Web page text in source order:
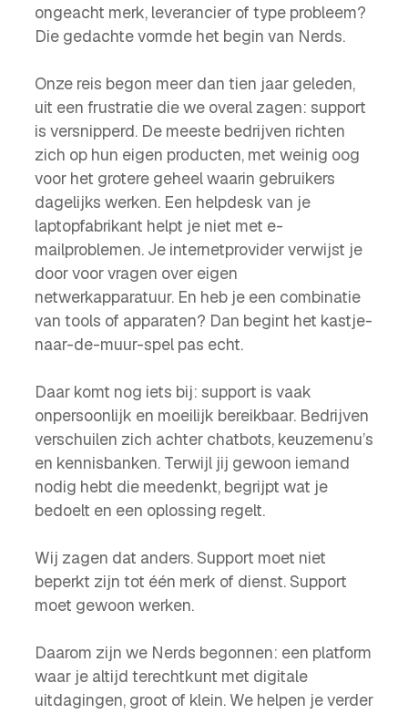
ongeacht merk, leverancier of type probleem?
Die gedachte vormde het begin van Nerds.
Onze reis begon meer dan tien jaar geleden,
uit een frustratie die we overal zagen: support
is versnipperd. De meeste bedrijven richten
zich op hun eigen producten, met weinig oog
voor het grotere geheel waarin gebruikers
dagelijks werken. Een helpdesk van je
laptopfabrikant helpt je niet met e-
mailproblemen. Je internetprovider verwijst je
door voor vragen over eigen
netwerkapparatuur. En heb je een combinatie
van tools of apparaten? Dan begint het kastje-
naar-de-muur-spel pas echt.
Daar komt nog iets bij: support is vaak
onpersoonlijk en moeilijk bereikbaar. Bedrijven
verschuilen zich achter chatbots, keuzemenu’s
en kennisbanken. Terwijl jij gewoon iemand
nodig hebt die meedenkt, begrijpt wat je
bedoelt en een oplossing regelt.
Wij zagen dat anders. Support moet niet
beperkt zijn tot één merk of dienst. Support
moet gewoon werken.
Daarom zijn we Nerds begonnen: een platform
waar je altijd terechtkunt met digitale
uitdagingen, groot of klein. We helpen je verder